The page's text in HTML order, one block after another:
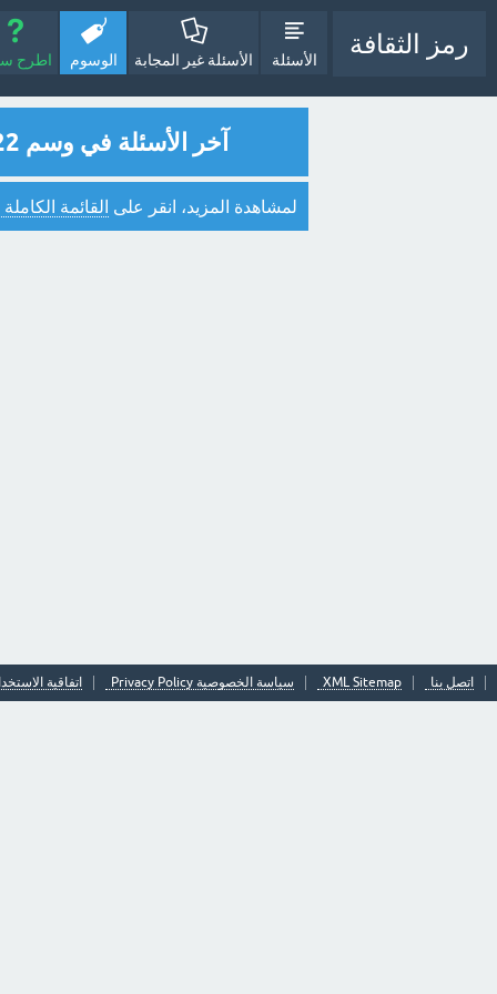
رمز الثقافة
الأسئلة الأسئلة غير المجابة الوسوم اطرح
آخر الأسئلة في وسم 22
لمشاهدة المزيد، انقر على القائمة
اتصل بنا XML Sitemap سياسة الخصوصية Privacy Policy اتفاقية